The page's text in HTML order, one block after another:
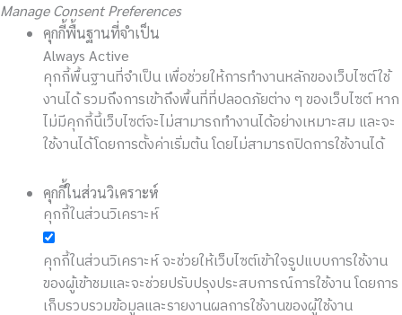
Manage Consent Preferences
คุกกี้พื้นฐานที่จำเป็น
Always Active
คุกกี้พื้นฐานที่จำเป็น เพื่อช่วยให้การทำงานหลักของเว็บไซต์ใช้
งานได้ รวมถึงการเข้าถึงพื้นที่ที่ปลอดภัยต่าง ๆ ของเว็บไซต์ หาก
ไม่มีคุกกี้นี้เว็บไซต์จะไม่สามารถทำงานได้อย่างเหมาะสม และจะ
ใช้งานได้โดยการตั้งค่าเริ่มต้น โดยไม่สามารถปิดการใช้งานได้
คุกกี้ในส่วนวิเคราะห์
คุกกี้ในส่วนวิเคราะห์
คุกกี้ในส่วนวิเคราะห์ จะช่วยให้เว็บไซต์เข้าใจรูปแบบการใช้งาน
ของผู้เข้าชมและจะช่วยปรับปรุงประสบการณ์การใช้งาน โดยการ
เก็บรวบรวมข้อมูลและรายงานผลการใช้งานของผู้ใช้งาน